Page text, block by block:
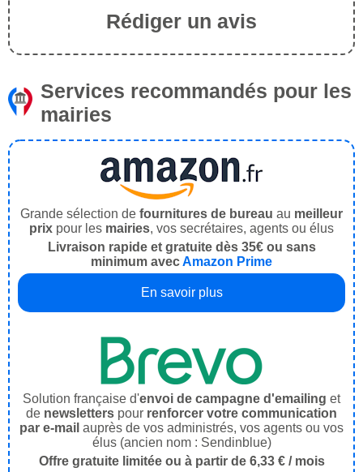
Rédiger un avis
Services recommandés pour les
mairies
Grande sélection de fournitures de bureau au meilleur
prix pour les mairies, vos secrétaires, agents ou élus
Livraison rapide et gratuite dès 35€ ou sans
minimum avecAmazon Prime
En savoir plus
Solution française d'envoi de campagne d'emailing et
de newsletters pour renforcer votre communication
par e-mail auprès de vos administrés, vos agents ou vos
élus (ancien nom : Sendinblue)
Offre gratuite limitée ou à partir de 6,33 € / mois